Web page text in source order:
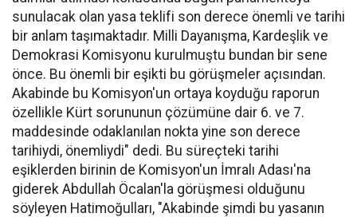
sunulacak olan yasa teklifi son derece önemli ve tarihi
bir anlam taşımaktadır. Milli Dayanışma, Kardeşlik ve
Demokrasi Komisyonu kurulmuştu bundan bir sene
önce. Bu önemli bir eşikti bu görüşmeler açısından.
Akabinde bu Komisyon'un ortaya koyduğu raporun
özellikle Kürt sorununun çözümüne dair 6. ve 7.
maddesinde odaklanılan nokta yine son derece
tarihiydi, önemliydi" dedi. Bu süreçteki tarihi
eşiklerden birinin de Komisyon'un İmralı Adası'na
giderek Abdullah Öcalan'la görüşmesi olduğunu
söyleyen Hatimoğulları, "Akabinde şimdi bu yasanın